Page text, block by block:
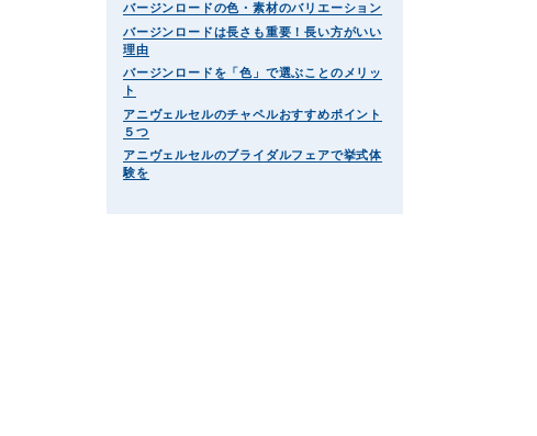
バージンロードの色・素材のバリエーション
バージンロードは長さも重要！長い方がいい
理由
バージンロードを「色」で選ぶことのメリッ
ト
アニヴェルセルのチャペルおすすめポイント
５つ
アニヴェルセルのブライダルフェアで挙式体
験を